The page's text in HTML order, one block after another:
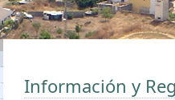
Información y